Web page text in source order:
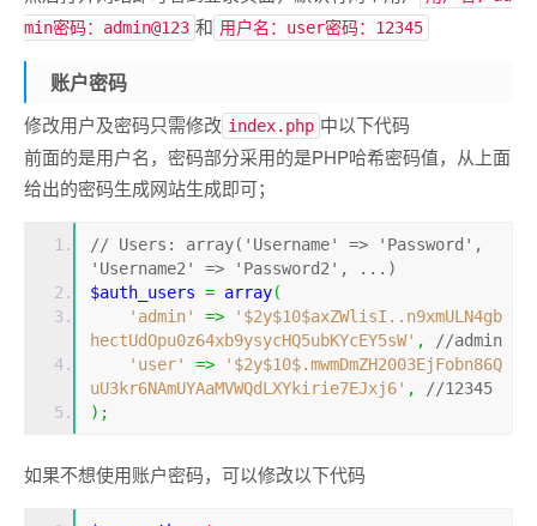
min密码：admin@123 和 用户名：user密码：12345
账户密码
修改用户及密码只需修改 index.php 中以下代码
前面的是用户名，密码部分采用的是PHP哈希密码值，从上面
给出的密码生成网站生成即可；
// Users: array('Username' => 'Password',
'Username2' => 'Password2', ...)
$auth_users = array(
'admin'
=>
'$2y$10$axZWlisI..n9xmULN4gb
hectUdOpu0z64xb9ysycHQ5ubKYcEY5sW' ,
//admin
'user'
=>
'$2y$10$.mwmDmZH2003EjFobn86Q
uU3kr6NAmUYAaMVWQdLXYkirie7EJxj6' ,
//12345
);
如果不想使用账户密码，可以修改以下代码